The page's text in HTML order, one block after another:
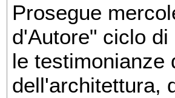
Prosegue
d'Autore" ciclo
le testimonianze
dell'architettura,